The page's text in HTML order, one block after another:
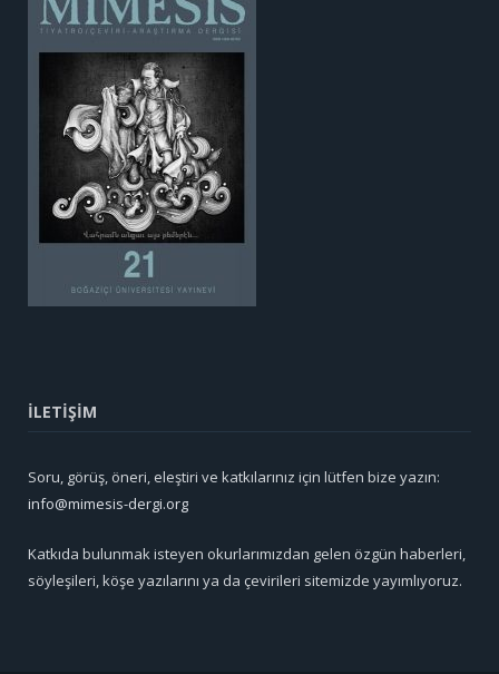
İLETİŞİM
Soru, görüş, öneri, eleştiri ve katkılarınız için lütfen bize yazın:
info@mimesis-dergi.org
Katkıda bulunmak isteyen okurlarımızdan gelen özgün haberleri,
söyleşileri, köşe yazılarını ya da çevirileri sitemizde yayımlıyoruz.